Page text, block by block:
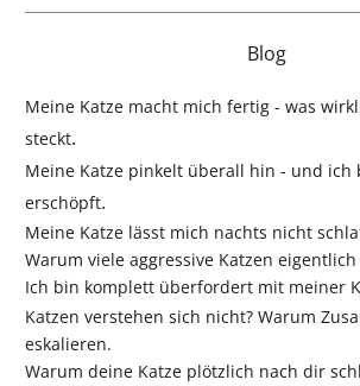
Blog
Meine Katze macht mich fertig - was
steckt.
Meine Katze pinkelt überall hin - und ich
erschöpft.
Meine Katze lässt mich nachts nicht
Warum viele aggressive Katzen
Ich bin komplett überfordert mit meiner
Katzen verstehen sich nicht? Warum
eskalieren.
Warum deine Katze plötzlich nach dir